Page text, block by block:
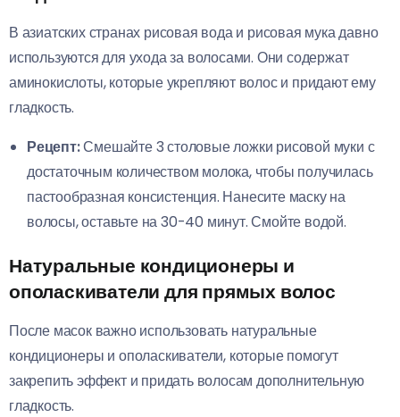
В азиатских странах рисовая вода и рисовая мука давно
используются для ухода за волосами. Они содержат
аминокислоты, которые укрепляют волос и придают ему
гладкость.
Рецепт:Смешайте 3 столовые ложки рисовой муки с
достаточным количеством молока, чтобы получилась
пастообразная консистенция. Нанесите маску на
волосы, оставьте на 30-40 минут. Смойте водой.
Натуральные кондиционеры и
ополаскиватели для прямых волос
После масок важно использовать натуральные
кондиционеры и ополаскиватели, которые помогут
закрепить эффект и придать волосам дополнительную
гладкость.